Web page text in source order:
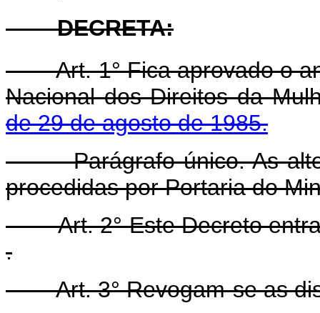
DECRETA:
Art. 1° Fica aprovado o
Nacional dos Direitos da
de 29 de agosto de 1985.
Parágrafo único. As
procedidas por Portaria do
Art. 2° Este Decreto entra
.
Art. 3° Revogam-se as